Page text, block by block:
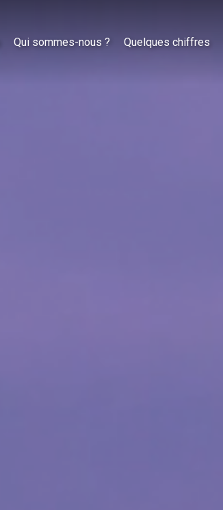
Qui sommes-nous ? Quelques chiffres